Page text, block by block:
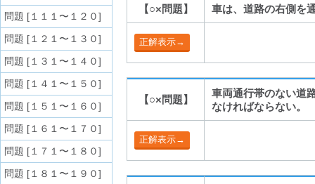
【○×問題】 車は、道路の右側を
【○×問題】
車両通行帯のない道
なければならない。
問題 [１１１〜１２０]
問題 [１２１〜１３０]
問題 [１３１〜１４０]
問題 [１４１〜１５０]
問題 [１５１〜１６０]
問題 [１６１〜１７０]
問題 [１７１〜１８０]
問題 [１８１〜１９０]